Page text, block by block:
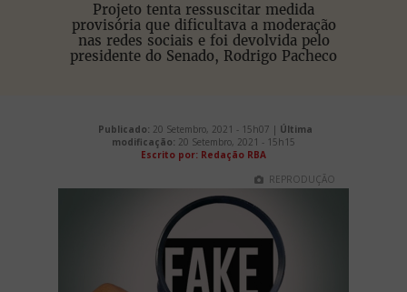
Projeto tenta ressuscitar medida
provisória que dificultava a moderação
nas redes sociais e foi devolvida pelo
presidente do Senado, Rodrigo Pacheco
Publicado: 20 Setembro, 2021 - 15h07 | Última
modificação: 20 Setembro, 2021 - 15h15
Escrito por: Redação RBA
REPRODUÇÃO